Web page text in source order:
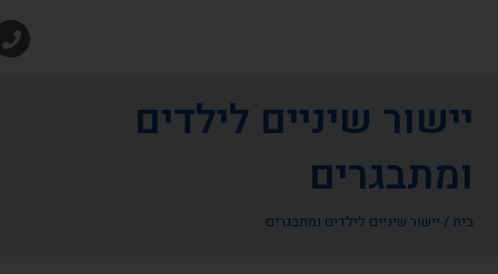
שיניים לילדים
יישור שיניים לילדים ומתבגרים